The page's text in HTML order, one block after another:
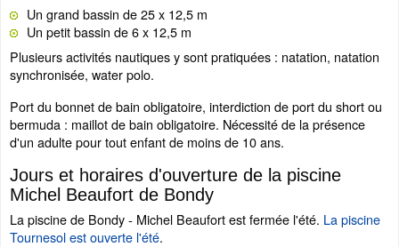
Un grand bassin de 25 x 12,5 m
Un petit bassin de 6 x 12,5 m
Plusieurs activités nautiques y sont pratiquées : natation, natation
synchronisée, water polo.
Port du bonnet de bain obligatoire, interdiction de port du short ou
bermuda : maillot de bain obligatoire. Nécessité de la présence
d'un adulte pour tout enfant de moins de 10 ans.
Jours et horaires d'ouverture de la piscine
Michel Beaufort de Bondy
La piscine de Bondy - Michel Beaufort est fermée l'été. La piscine
Tournesol est ouverte l'été.